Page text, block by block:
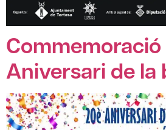
Aniversari de la